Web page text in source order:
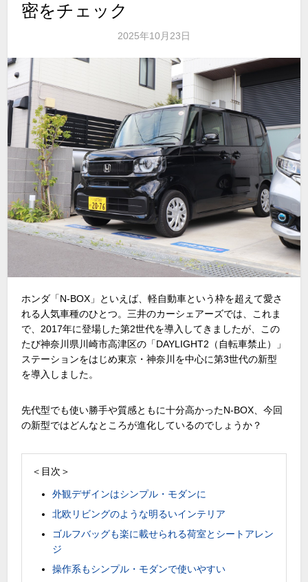
密をチェック
2025年10月23日
ホンダ「N-BOX 」といえば、軽自動車という枠を超えて愛さ
れる人気車種のひとつ。三井のカーシェアーズでは、これま
で、 2017年に登場した第2世代を導入してきましたが、この
たび神奈川県川崎市高津区の「DAYLIGHT2（自転車禁止）
」
ステーションをはじめ東京・神奈川を中心に第3世代の新型
を導入しました。
先代型でも使い勝手や質感ともに十分高かったN-BOX 、今回
の新型ではどんなところが進化しているのでしょうか？
＜目次＞
外観デザインはシンプル・モダンに
北欧リビングのような明るいインテリア
ゴルフバッグも楽に載せられる荷室とシートアレン
ジ
操作系もシンプル・モダンで使いやすい